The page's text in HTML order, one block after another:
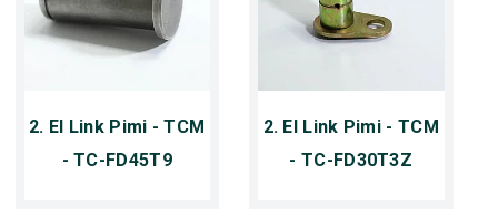
2. El Link Pimi - TCM
- TC-FD45T9
2. El Link Pimi - TCM
- TC-FD30T3Z